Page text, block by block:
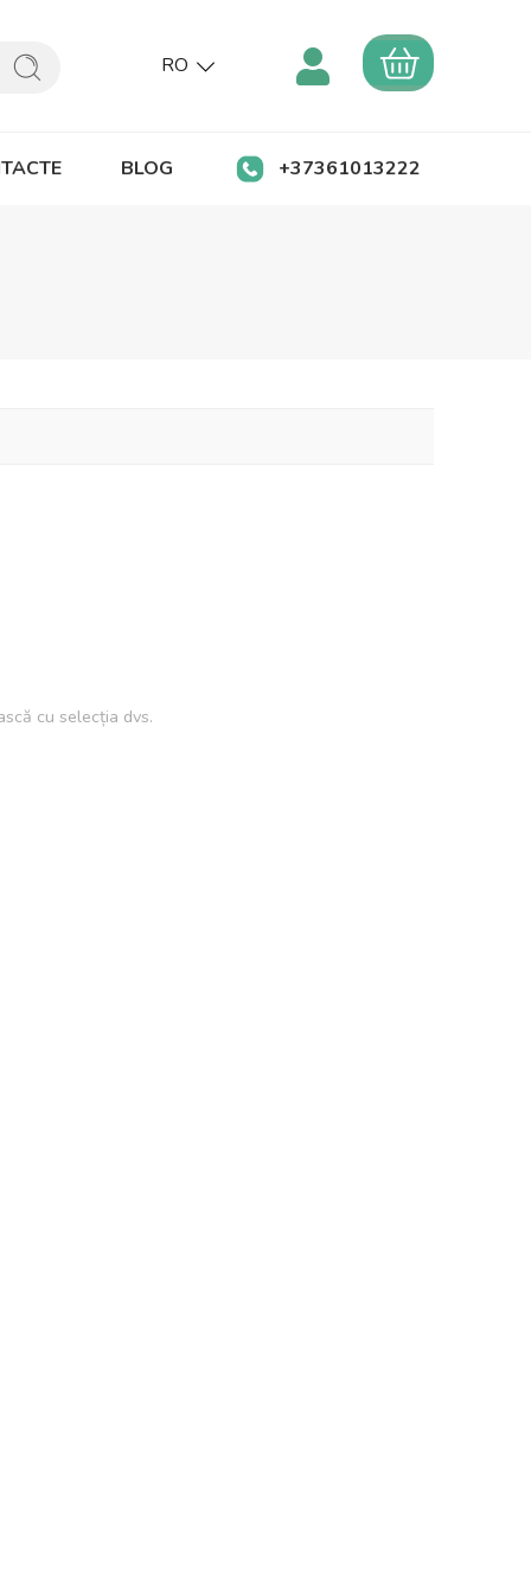
RO
BLOG +37361013222
cu selecția dvs.